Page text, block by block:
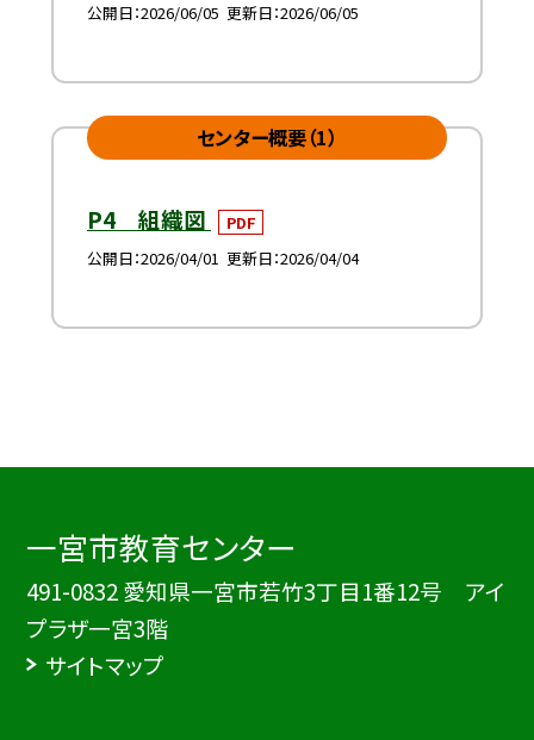
公開日 2026/06/05 更新日 2026/06/05
センター概要（1）
P4 組織図
PDF
公開日 2026/04/01 更新日 2026/04/04
一宮市教育センター
491-0832 愛知県一宮市若竹3丁目1番12号 アイ
プラザ一宮3階
サイトマップ